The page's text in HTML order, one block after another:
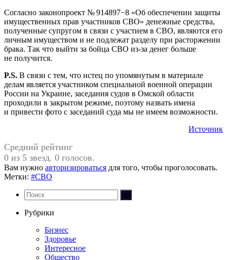
Согласно законопроект № 914897−8 «Об обеспечении защиты
имущественных прав участников СВО» денежные средства,
полученные супругом в связи с участием в СВО, являются его
личным имуществом и не подлежат разделу при расторжении
брака. Так что выйти за бойца СВО из-за денег больше
не получится.
P.S. В связи с тем, что истец по упомянутым в материале
делам является участником специальной военной операции
России на Украине, заседания судов в Омской области
проходили в закрытом режиме, поэтому назвать имена
и привести фото с заседаний суда мы не имеем возможности.
Источник
Средний рейтинг
0 из 5 звезд. 0 голосов.
Вам нужно авторизироваться для того, чтобы проголосовать.
Метки: #СВО
Рубрики
Бизнес
Здоровье
Интересное
Общество